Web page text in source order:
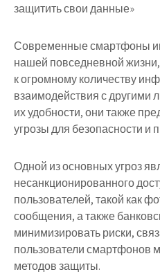
защитить свои данные»
Современные смартфоны
нашей повседневной
к огромному количеству
взаимодействия с другими
их удобности, они также
угрозы для безопасности и
Одной из основных угроз
несанкционированного
пользователей, такой как
сообщения, а также
минимизировать риски,
пользователи смартфонов
методов защиты.